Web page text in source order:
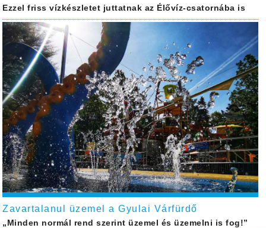
Ezzel friss vízkészletet juttatnak az Élővíz-csatornába is
Zavartalanul üzemel a Gyulai Várfürdő
„Minden normál rend szerint üzemel és üzemelni is fog!”